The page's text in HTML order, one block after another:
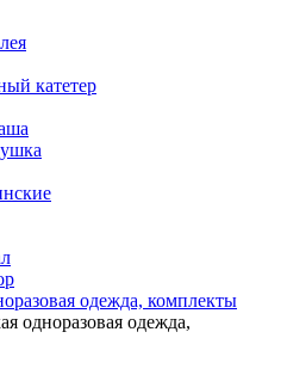
катетер
одежда, комплекты
одноразовая одежда,